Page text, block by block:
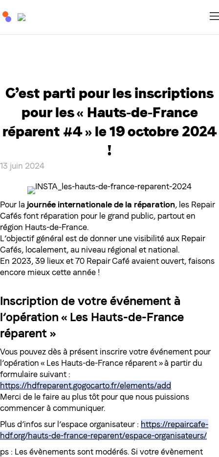
C’est parti pour les inscriptions
pour les « Hauts-de-France
réparent #4 » le 19 octobre 2024
!
13 juin 2024
Pour la journée internationale de la réparation, les Repair
Cafés font réparation pour le grand public, partout en
région Hauts-de-France.
L’objectif général est de donner une visibilité aux Repair
Cafés, localement, au niveau régional et national.
En 2023, 39 lieux et 70 Repair Café avaient ouvert, faisons
encore mieux cette année !
Inscription de votre événement à
l’opération « Les Hauts-de-France
réparent »
Vous pouvez dès à présent inscrire votre événement pour
l’opération « Les Hauts-de-France réparent » à partir du
formulaire suivant :
https://hdfreparent.gogocarto.fr/elements/add
Merci de le faire au plus tôt pour que nous puissions
commencer à communiquer.
Plus d’infos sur l’espace organisateur : https://repaircafe-
hdf.org/hauts-de-france-reparent/espace-organisateurs/
ps : Les évènements sont modérés. Si votre évènement